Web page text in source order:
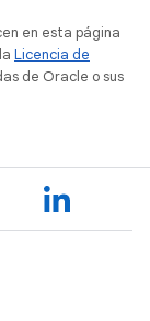
en esta página
Licencia de
de Oracle o sus